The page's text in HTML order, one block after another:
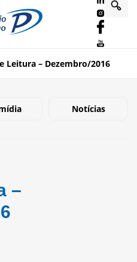
Leitura – Dezembro/2016
Notícias
–